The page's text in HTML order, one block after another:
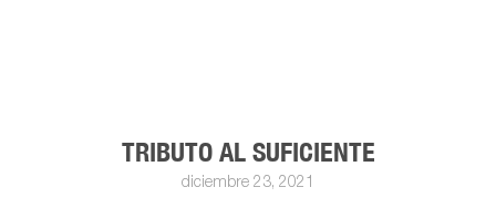
TRIBUTO AL SUFICIENTE
diciembre 23, 2021